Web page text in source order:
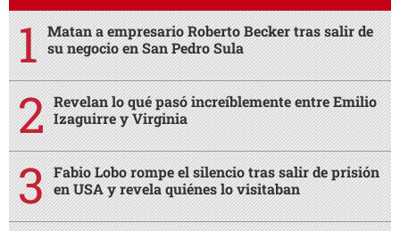
Matan a empresario Roberto Becker tras salir de
su negocio en San Pedro Sula
Revelan lo qué pasó increíblemente entre Emilio
Izaguirre y Virginia
Fabio Lobo rompe el silencio tras salir de prisión
en USA y revela quiénes lo visitaban